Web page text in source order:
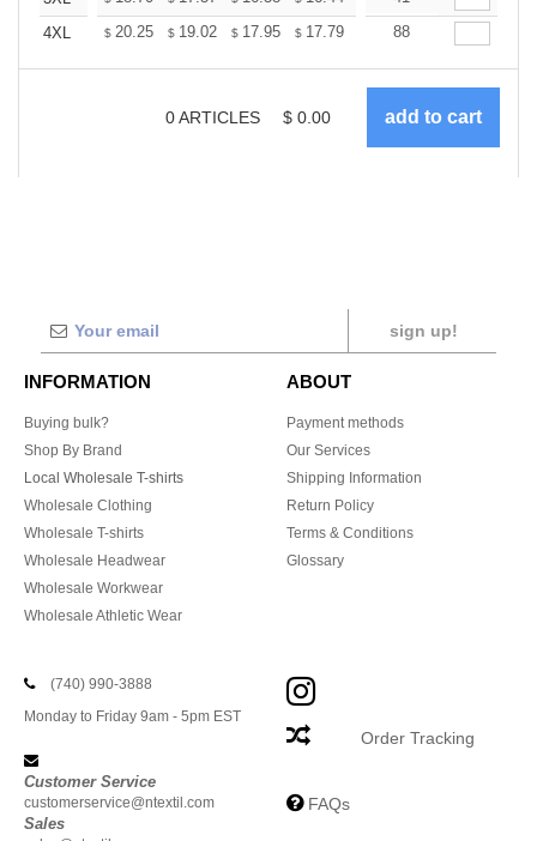
4XL
$ 20.25 $ 19.02 $ 17.95 $ 17.79 17.49
88
0ARTICLES $ 0.00
sign up!
INFORMATION
Buying bulk?
Shop By Brand
Local Wholesale T-shirts
Wholesale Clothing
Wholesale T-shirts
Wholesale Headwear
Wholesale Workwear
Wholesale Athletic Wear
ABOUT
Payment methods
Our Services
Shipping Information
Return Policy
Terms & Conditions
Glossary
(740) 990-3888
Monday to Friday 9am - 5pm EST
Customer Service
customerservice@ntextil.com
Sales
Order Tracking
FAQs